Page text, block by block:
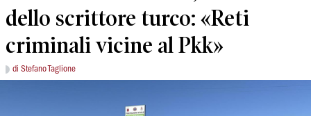
dello scrittore turco: «Reti
criminali vicine al Pkk»
di Stefano Taglione